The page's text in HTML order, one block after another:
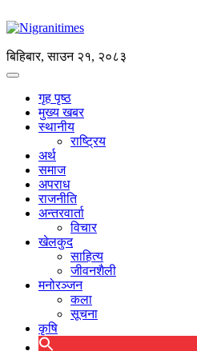
बिहिबार, साउन २१, २०८३
गृह पृष्ठ
मुख्य खबर
स्थानीय
राष्ट्रिय
अर्थ
समाज
अपराध
राजनीति
अन्तरवार्ता
विचार
खेलकुद
साहित्य
जीवनशैली
मनोरञ्जन
कला
सूचना
कृषि